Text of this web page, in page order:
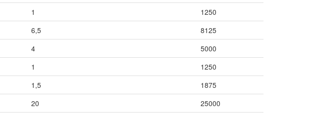
1
1250
6,5
8125
4
5000
1
1250
1,5
1875
20
25000